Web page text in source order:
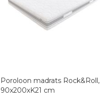
Poroloon madrats Rock&Roll,
90x200xK21 cm